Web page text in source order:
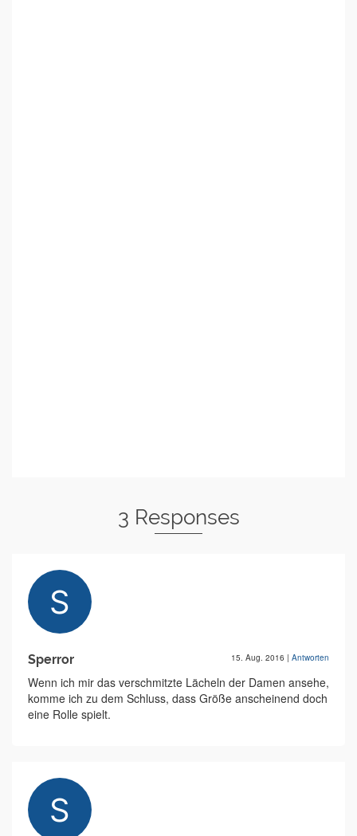
3 Responses
Sperror 15. Aug. 2016 | Antworten
Wenn ich mir das verschmitzte Lächeln der Damen ansehe,
komme ich zu dem Schluss, dass Größe anscheinend doch
eine Rolle spielt.